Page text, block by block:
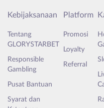
Kebijaksanaan
Tentang
GLORYSTARBET
Responsible
Gambling
Pusat Bantuan
Syarat dan
Platform
Promosi
Loyalty
Referral